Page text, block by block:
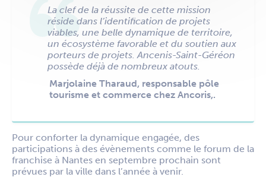
La clef de la réussite de cette mission
réside dans l’identification de projets
viables, une belle dynamique de territoire,
un écosystème favorable et du soutien aux
porteurs de projets. Ancenis-Saint-Géréon
possède déjà de nombreux atouts.
Marjolaine Tharaud, responsable pôle
tourisme et commerce chez Ancoris,.
Pour conforter la dynamique engagée, des
participations à des évènements comme le forum de la
franchise à Nantes en septembre prochain sont
prévues par la ville dans l’année à venir.